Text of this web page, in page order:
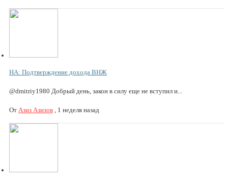
НА: Подтверждение дохода ВНЖ
@dmitriy1980 Добрый день, закон в силу еще не вступил и...
От Азиз Азизов , 1 неделя назад